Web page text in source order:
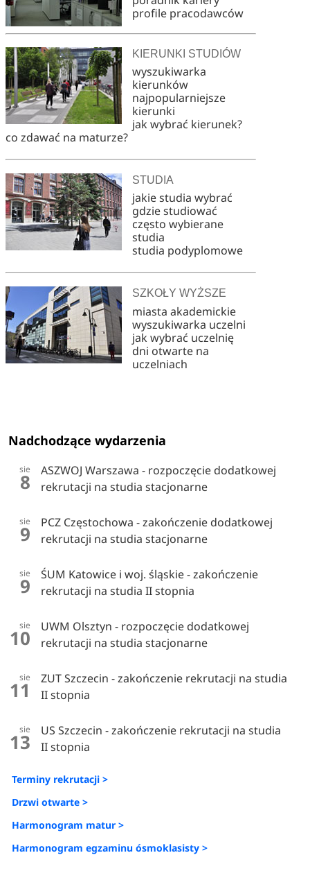
profile pracodawców
KIERUNKI STUDIÓW
wyszukiwarka
kierunków
najpopularniejsze
kierunki
jak wybrać kierunek?
co zdawać na maturze?
STUDIA
jakie studia wybrać
gdzie studiować
często wybierane
studia
studia podyplomowe
SZKOŁY WYŻSZE
miasta akademickie
wyszukiwarka uczelni
jak wybrać uczelnię
dni otwarte na
uczelniach
Nadchodzące wydarzenia
sie
8
ASZWOJ Warszawa - rozpoczęcie dodatkowej
rekrutacji na studia stacjonarne
sie
9
PCZ Częstochowa - zakończenie dodatkowej
rekrutacji na studia stacjonarne
sie
9
ŚUM Katowice i woj. śląskie - zakończenie
rekrutacji na studia II stopnia
sie
10
UWM Olsztyn - rozpoczęcie dodatkowej
rekrutacji na studia stacjonarne
sie
11
ZUT Szczecin - zakończenie rekrutacji na studia
II stopnia
sie
13
US Szczecin - zakończenie rekrutacji na studia
II stopnia
Terminy rekrutacji >
Drzwi otwarte >
Harmonogram matur >
Harmonogram egzaminu ósmoklasisty >